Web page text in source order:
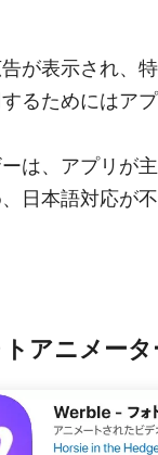
が表示され、
るためにはア
は、アプリが
日本語対応が
アニメータ